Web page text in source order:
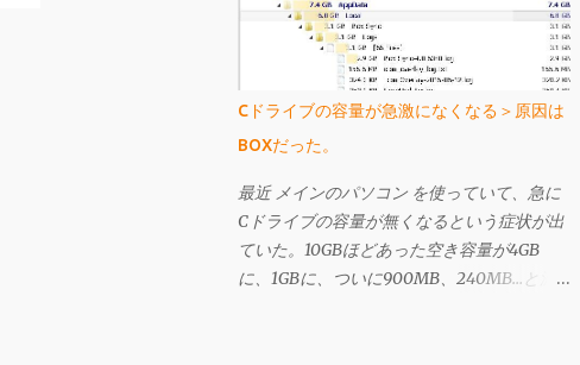
ミ転がし（？）や、所謂「健康玉」（下のよ
うなやつ、これも祖父母が持っててたまに回
して遊んでた）の現代版というか、進化版の
ような「Fidget Ball」（フィジェットボー
ル）をご紹介しよう。
Cドライブの容量が急激になくなる＞原因は
BOXだった。
最近 メインのパソコン を使っていて、急に
Cドライブの容量が無くなるという症状が出
ていた。10GBほどあった空き容量が4GB
に、1GBに、ついに900MB、240MB…と減